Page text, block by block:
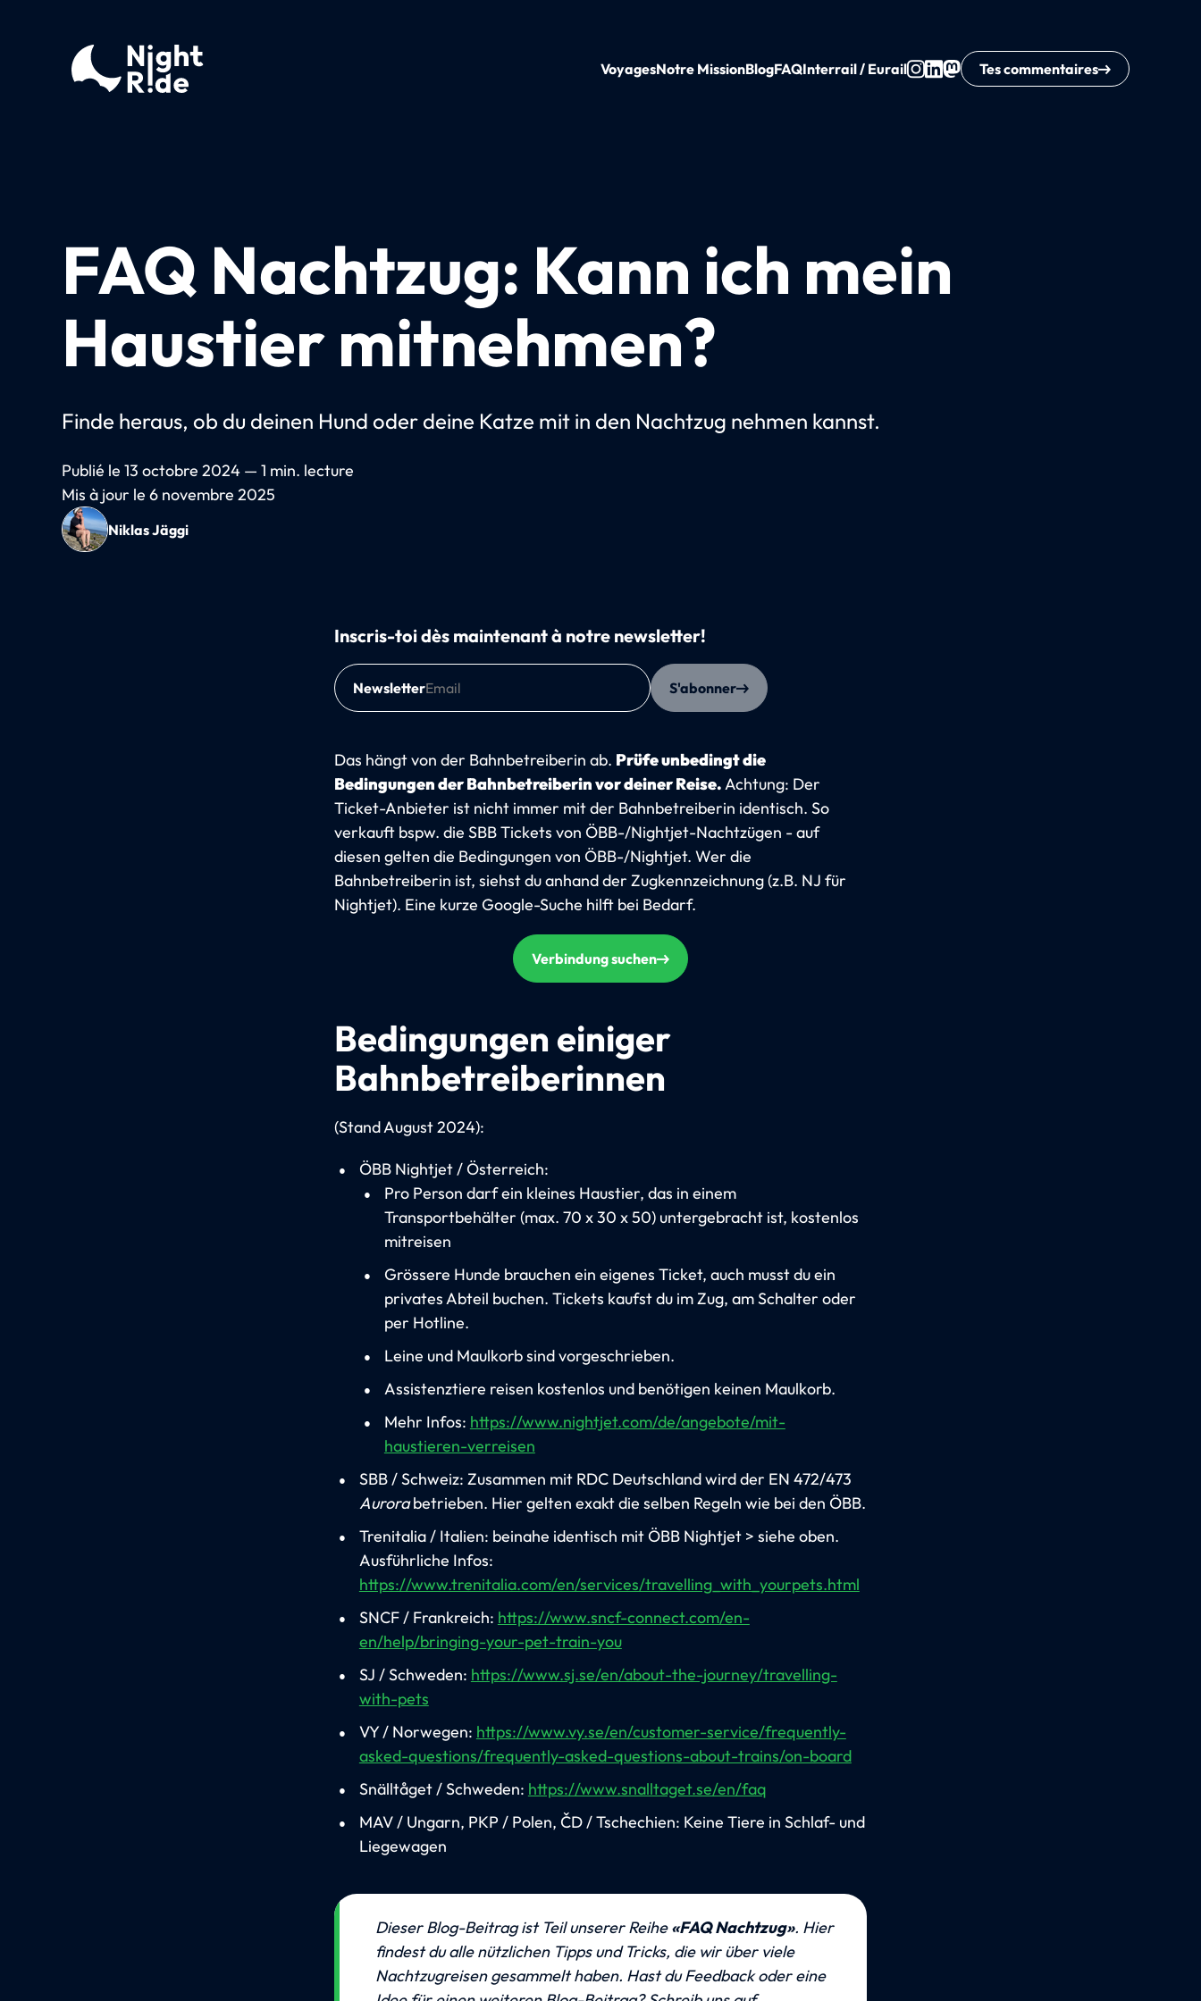
VoyagesNotre MissionBlogFAQInterrail / Eurail Tes commentaires
FAQ Nachtzug: Kann ich mein
Haustier mitnehmen?
Finde heraus, ob du deinen Hund oder deine Katze mit in den Nachtzug nehmen kannst.
Publié le 13 octobre 2024 — 1 min. lecture
Mis à jour le 6 novembre 2025
Niklas Jäggi
Inscris-toi dès maintenant à notre newsletter!
Newsletter S'abonner
Das hängt von der Bahnbetreiberin ab. Prüfe unbedingt die
Bedingungen der Bahnbetreiberin vor deiner Reise.Achtung: Der
Ticket-Anbieter ist nicht immer mit der Bahnbetreiberin identisch. So
verkauft bspw. die SBB Tickets von ÖBB-/Nightjet-Nachtzügen - auf
diesen gelten die Bedingungen von ÖBB-/Nightjet. Wer die
Bahnbetreiberin ist, siehst du anhand der Zugkennzeichnung (z.B. NJ für
Nightjet). Eine kurze Google-Suche hilft bei Bedarf.
Verbindung suchen
Bedingungen einiger
Bahnbetreiberinnen
(Stand August 2024):
ÖBB Nightjet / Österreich:
Pro Person darf ein kleines Haustier, das in einem
Transportbehälter (max. 70 x 30 x 50) untergebracht ist, kostenlos
mitreisen
Grössere Hunde brauchen ein eigenes Ticket, auch musst du ein
privates Abteil buchen. Tickets kaufst du im Zug, am Schalter oder
per Hotline.
Leine und Maulkorb sind vorgeschrieben.
Assistenztiere reisen kostenlos und benötigen keinen Maulkorb.
Mehr Infos: https://www.nightjet.com/de/angebote/mit-
haustieren-verreisen
SBB / Schweiz: Zusammen mit RDC Deutschland wird der EN 472/473
Aurorabetrieben. Hier gelten exakt die selben Regeln wie bei den ÖBB.
Trenitalia / Italien: beinahe identisch mit ÖBB Nightjet > siehe oben.
Ausführliche Infos:
https://www.trenitalia.com/en/services/travelling_with_yourpets.html
SNCF / Frankreich: https://www.sncf-connect.com/en-
en/help/bringing-your-pet-train-you
SJ / Schweden: https://www.sj.se/en/about-the-journey/travelling-
with-pets
VY / Norwegen: https://www.vy.se/en/customer-service/frequently-
asked-questions/frequently-asked-questions-about-trains/on-board
Snälltåget / Schweden: https://www.snalltaget.se/en/faq
MAV / Ungarn, PKP / Polen, ČD / Tschechien: Keine Tiere in Schlaf- und
Liegewagen
Dieser Blog-Beitrag ist Teil unserer Reihe «FAQ Nachtzug». Hier
findest du alle nützlichen Tipps und Tricks, die wir über viele
Nachtzugreisen gesammelt haben. Hast du Feedback oder eine